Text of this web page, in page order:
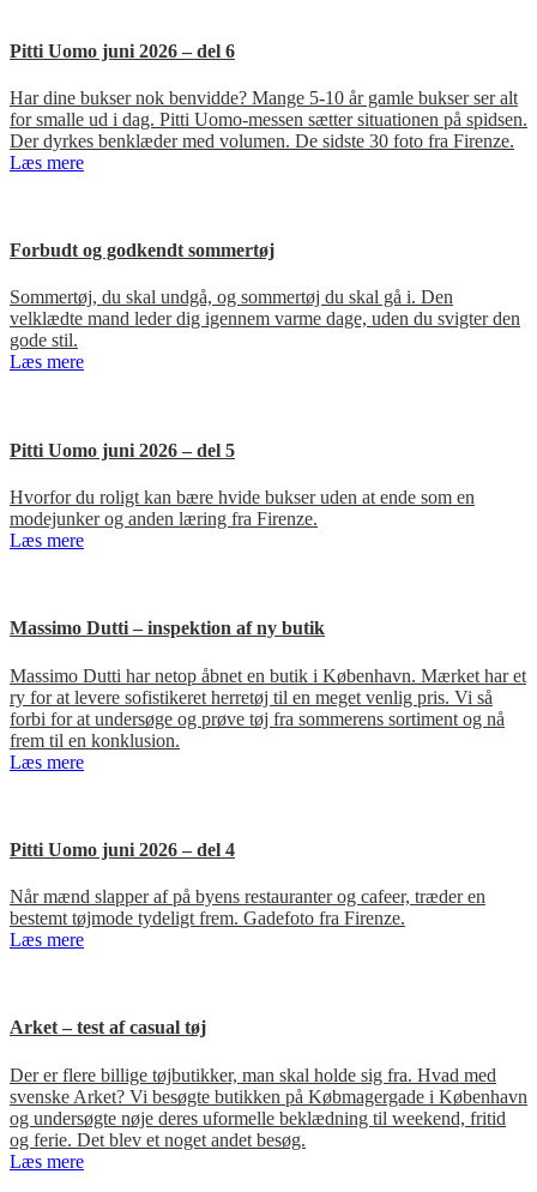
Pitti Uomo juni 2026 – del 6
Har dine bukser nok benvidde? Mange 5-10 år gamle bukser ser alt
for smalle ud i dag. Pitti Uomo-messen sætter situationen på spidsen.
Der dyrkes benklæder med volumen. De sidste 30 foto fra Firenze.
Læs mere
Forbudt og godkendt sommertøj
Sommertøj, du skal undgå, og sommertøj du skal gå i. Den
velklædte mand leder dig igennem varme dage, uden du svigter den
gode stil.
Læs mere
Pitti Uomo juni 2026 – del 5
Hvorfor du roligt kan bære hvide bukser uden at ende som en
modejunker og anden læring fra Firenze.
Læs mere
Massimo Dutti – inspektion af ny butik
Massimo Dutti har netop åbnet en butik i København. Mærket har et
ry for at levere sofistikeret herretøj til en meget venlig pris. Vi så
forbi for at undersøge og prøve tøj fra sommerens sortiment og nå
frem til en konklusion.
Læs mere
Pitti Uomo juni 2026 – del 4
Når mænd slapper af på byens restauranter og cafeer, træder en
bestemt tøjmode tydeligt frem. Gadefoto fra Firenze.
Læs mere
Arket – test af casual tøj
Der er flere billige tøjbutikker, man skal holde sig fra. Hvad med
svenske Arket? Vi besøgte butikken på Købmagergade i København
og undersøgte nøje deres uformelle beklædning til weekend, fritid
og ferie. Det blev et noget andet besøg.
Læs mere